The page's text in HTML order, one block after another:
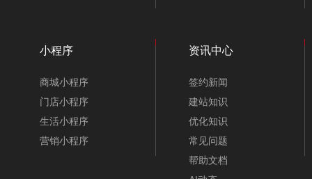
小程序
商城小程序
门店小程序
生活小程序
营销小程序
资讯中心
签约新闻
建站知识
优化知识
常见问题
帮助文档